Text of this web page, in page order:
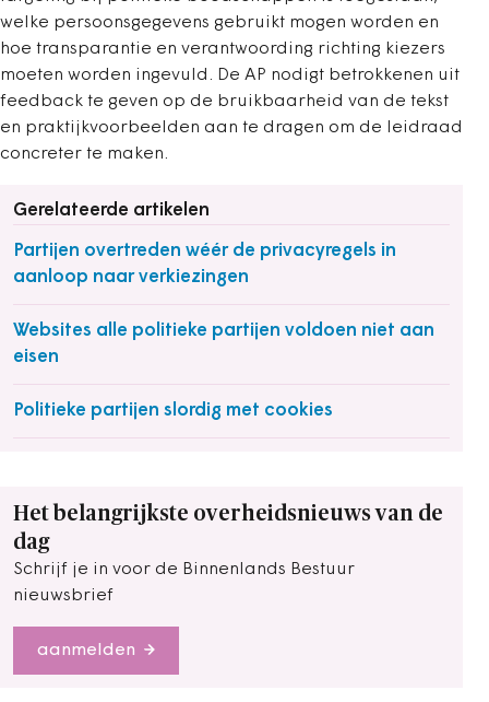
welke persoonsgegevens gebruikt mogen worden en
hoe transparantie en verantwoording richting kiezers
moeten worden ingevuld. De AP nodigt betrokkenen uit
feedback te geven op de bruikbaarheid van de tekst
en praktijkvoorbeelden aan te dragen om de leidraad
concreter te maken.
Gerelateerde artikelen
Partijen overtreden wéér de privacyregels in
aanloop naar verkiezingen
Websites alle politieke partijen voldoen niet aan
eisen
Politieke partijen slordig met cookies
Het belangrijkste overheidsnieuws van de
dag
Schrijf je in voor de Binnenlands Bestuur
nieuwsbrief
aanmelden